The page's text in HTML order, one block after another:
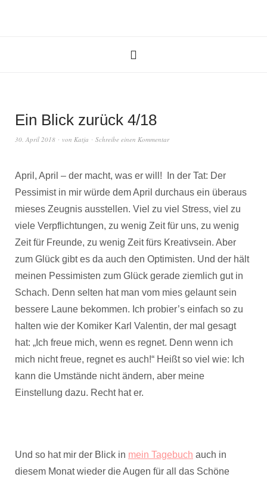
Ein Blick zurück 4/18
30. April 2018 von Katja Schreibe einen Kommentar
April, April – der macht, was er will! In der Tat: Der
Pessimist in mir würde dem April durchaus ein überaus
mieses Zeugnis ausstellen. Viel zu viel Stress, viel zu
viele Verpflichtungen, zu wenig Zeit für uns, zu wenig
Zeit für Freunde, zu wenig Zeit fürs Kreativsein. Aber
zum Glück gibt es da auch den Optimisten. Und der hält
meinen Pessimisten zum Glück gerade ziemlich gut in
Schach. Denn selten hat man vom mies gelaunt sein
bessere Laune bekommen. Ich probier’s einfach so zu
halten wie der Komiker Karl Valentin, der mal gesagt
hat: „Ich freue mich, wenn es regnet. Denn wenn ich
mich nicht freue, regnet es auch!“ Heißt so viel wie: Ich
kann die Umstände nicht ändern, aber meine
Einstellung dazu. Recht hat er.
Und so hat mir der Blick in mein Tagebuch auch in
diesem Monat wieder die Augen für all das Schöne